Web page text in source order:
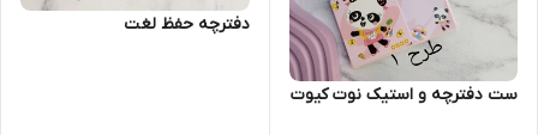
ست دفترچه و استیک نوت کیوت
دفترچه حفظ لغت